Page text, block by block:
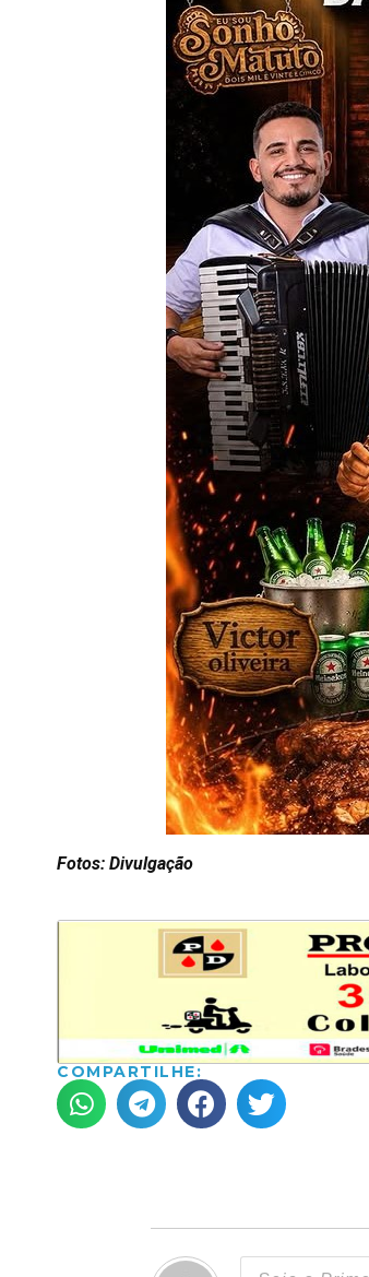
Fotos: Divulgação
COMPARTILHE: